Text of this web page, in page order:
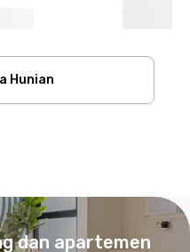
Hunian
dan apartemen